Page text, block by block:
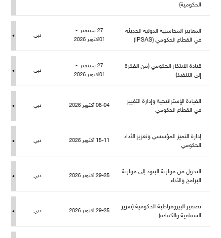
الحكومية)
المعايير المحاسبية الدولية الحديثة
في القطاع الحكومي (IPSAS)
27 سبتمبر -
01أكتوبر 2026
دبي
قيادة الابتكار الحكومي (من الفكرة
إلى التنفيذ)
27 سبتمبر -
01أكتوبر 2026
دبي
القيادة الإستراتيجية وإدارة التغيير
في القطاع الحكومي
08-04 أكتوبر 2026 دبي
إدارة التميز المؤسسي وتعزيز الأداء
الحكومي
15-11 أكتوبر 2026 دبي
التحول من موازنة البنود إلى موازنة
البرامج والأداء
29-25 أكتوبر 2026 دبي
تصفير البيروقراطية الحكومية (تعزيز
الشفافية والكفاءة)
29-25 أكتوبر 2026 دبي